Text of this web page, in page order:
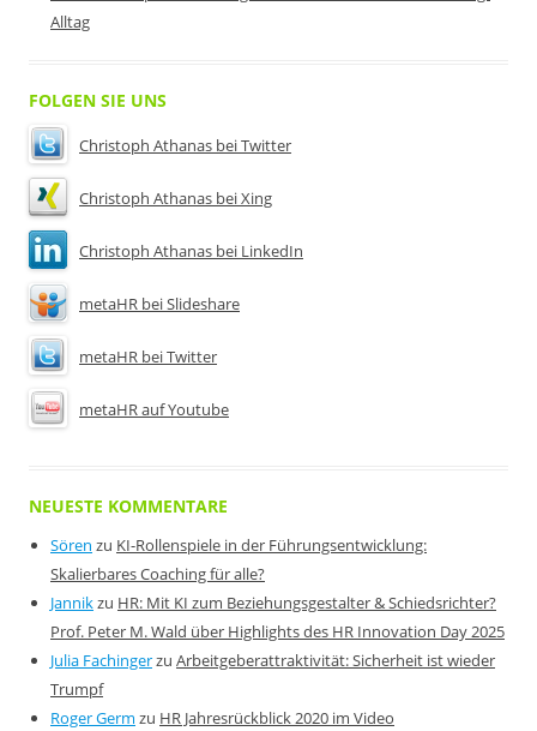
Alltag
FOLGEN SIE UNS
Christoph Athanas bei Twitter
Christoph Athanas bei Xing
Christoph Athanas bei LinkedIn
metaHR bei Slideshare
metaHR bei Twitter
metaHR auf Youtube
NEUESTE KOMMENTARE
Sören zu KI-Rollenspiele in der Führungsentwicklung:
Skalierbares Coaching für alle?
Jannikzu HR: Mit KI zum Beziehungsgestalter & Schiedsrichter?
Prof. Peter M. Wald über Highlights des HR Innovation Day 2025
Julia Fachingerzu Arbeitgeberattraktivität: Sicherheit ist wieder
Trumpf
Roger Germ zu HR Jahresrückblick 2020 im Video